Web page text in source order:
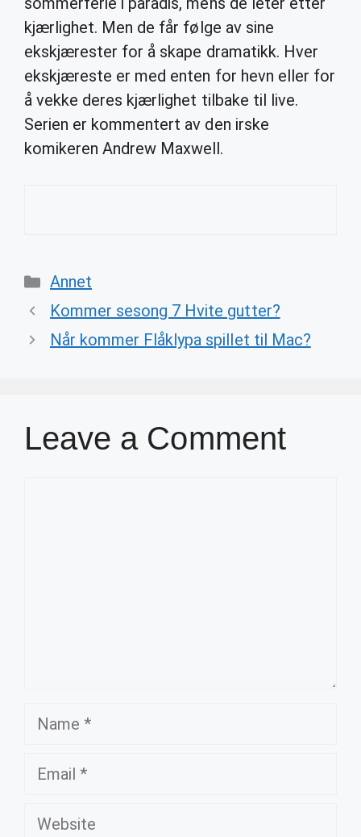
kjærlighet. Men de får følge av sine
ekskjærester for å skape dramatikk. Hver
ekskjæreste er med enten for hevn eller for
å vekke deres kjærlighet tilbake til live.
Serien er kommentert av den irske
komikeren Andrew Maxwell.
Categories
Annet
Kommer sesong 7 Hvite gutter?
Når kommer Flåklypa spillet til Mac?
Leave a Comment
Name
Email
Website